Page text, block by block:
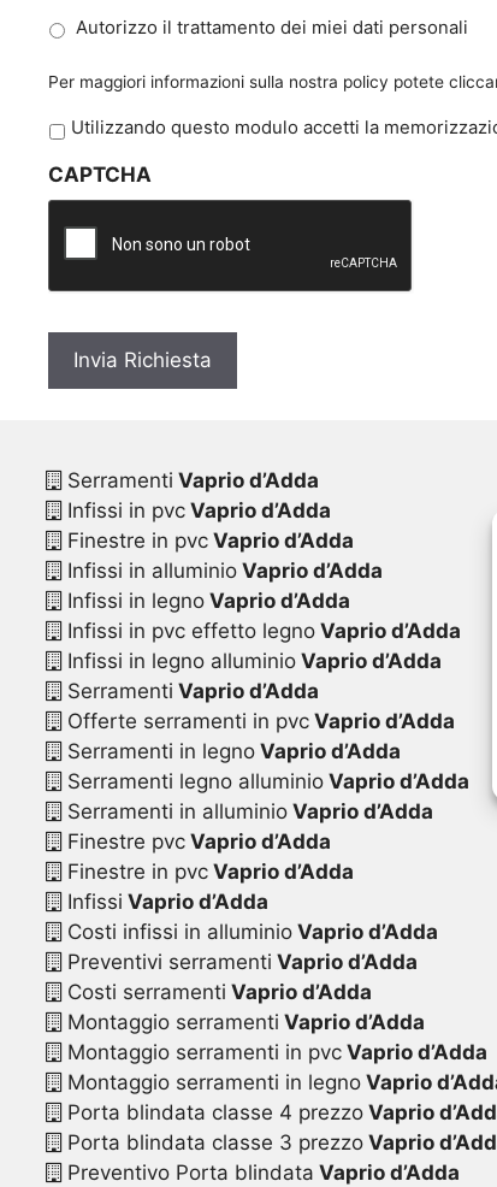
Autorizzo il trattamento dei miei dati personali
Per maggiori informazioni sulla nostra policy potete
P
i
v
y
Utilizzando questo modulo accetti la
CAPTCHA
Serramenti Vaprio d’Adda
Infissi in pvcVaprio d’Adda
Finestre in pvcVaprio d’Adda
Infissi in alluminioVaprio d’Adda
Infissi in legnoVaprio d’Adda
Infissi in pvc effetto legnoVaprio d’Adda
Infissi in legno alluminioVaprio d’Adda
Serramenti Vaprio d’Adda
Offerte serramenti in pvcVaprio d’Adda
Serramenti in legnoVaprio d’Adda
Serramenti legno alluminioVaprio d’Adda
Serramenti in alluminioVaprio d’Adda
Finestre pvcVaprio d’Adda
Finestre in pvcVaprio d’Adda
Infissi Vaprio d’Adda
Costi infissi in alluminioVaprio d’Adda
Preventivi serramenti Vaprio d’Adda
Costi serramenti Vaprio d’Adda
Montaggio serramenti Vaprio d’Adda
Montaggio serramenti in pvcVaprio d’Adda
Montaggio serramenti in legnoVaprio
Porta blindata classe 4 prezzoVaprio
Porta blindata classe 3 prezzoVaprio
Preventivo Porta blindata Vaprio d’Adda